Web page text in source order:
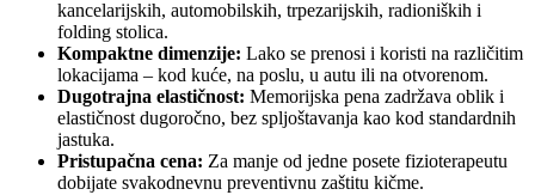
kancelarijskih, automobilskih, trpezarijskih, radioniških i
folding stolica.
Kompaktne dimenzije: Lako se prenosi i koristi na različitim
lokacijama – kod kuće, na poslu, u autu ili na otvorenom.
Dugotrajna elastičnost: Memorijska pena zadržava oblik i
elastičnost dugoročno, bez spljoštavanja kao kod standardnih
jastuka.
Pristupačna cena: Za manje od jedne posete fizioterapeutu
dobijate svakodnevnu preventivnu zaštitu kičme.